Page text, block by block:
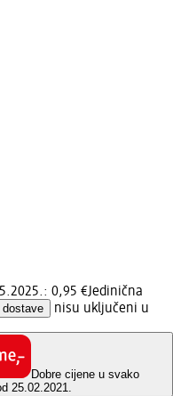
0,95 €Jedinična
nisu uključeni u
Dobre cijene u svako
25.02.2021.